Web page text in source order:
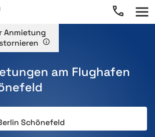
Anmietung
am Flughafen